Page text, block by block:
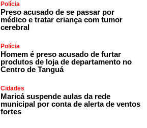
Polícia
Preso acusado de se passar por
médico e tratar criança com tumor
cerebral
Polícia
Homem é preso acusado de furtar
produtos de loja de departamento no
Centro de Tanguá
Cidades
Maricá suspende aulas da rede
municipal por conta de alerta de ventos
fortes